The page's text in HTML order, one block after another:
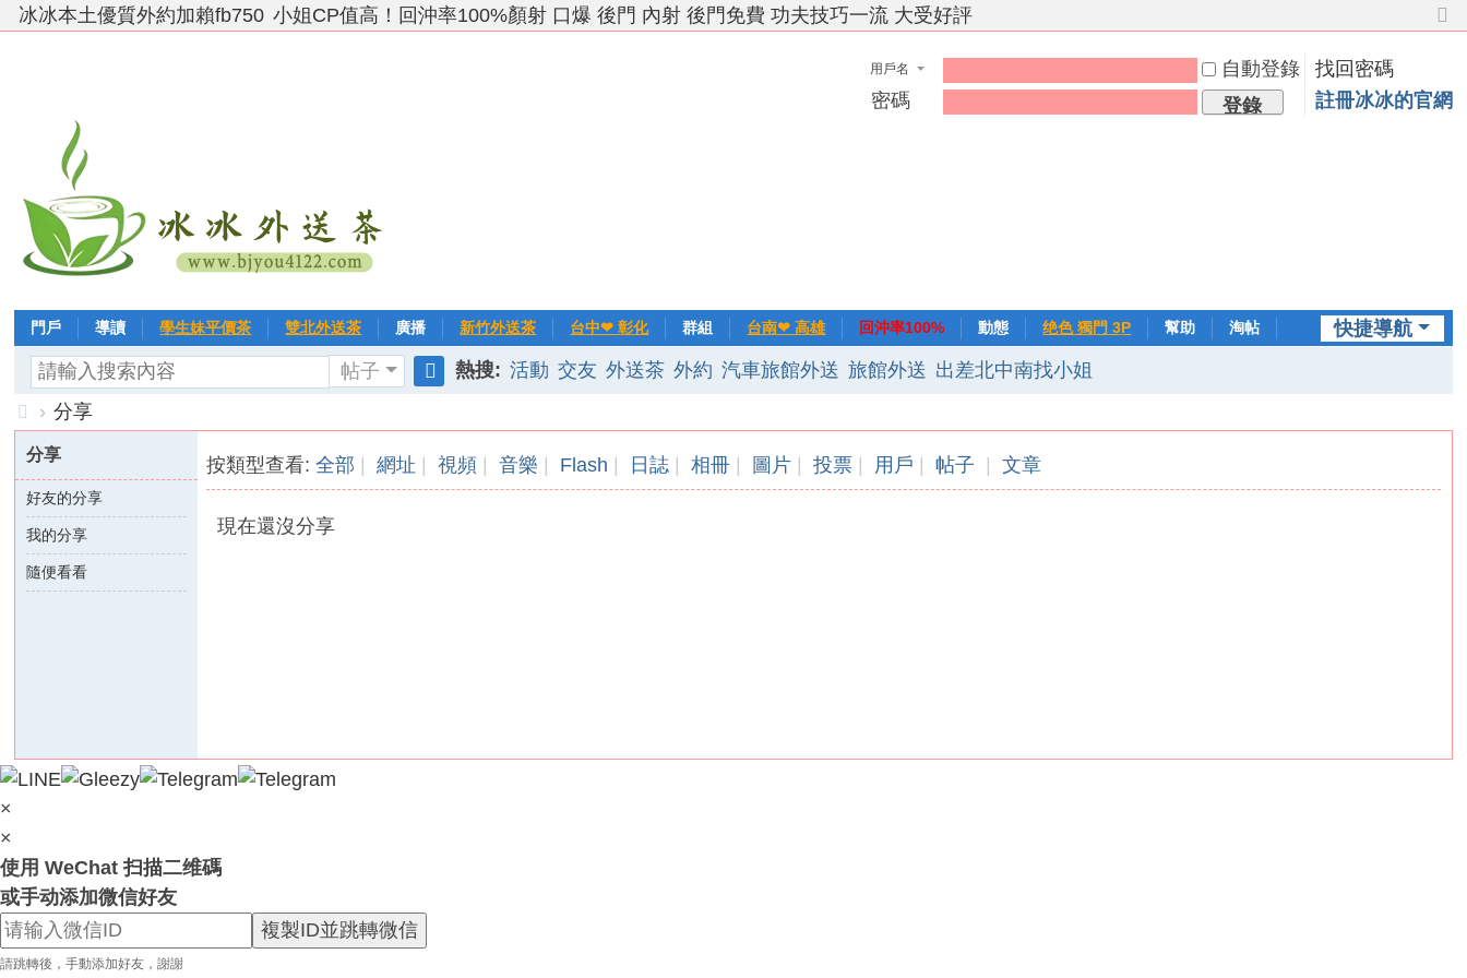
冰冰本土優質外約加賴fb750 小姐CP值高！回沖率100%顏射 口爆 後門 內射 後門免費 功夫技巧一流 大受好評
切
窄
版
用戶名 自動登錄
找回密碼
密碼
登錄 註冊冰冰的官網
快捷導航
門戶 導讀 學生妹平價茶 雙北外送茶 廣播 新竹外送茶 台中❤ 彰化 群組 台南❤ 高雄 回沖率100% 動態 绝色 獨門 3P 幫助
淘帖
帖子
索
熱搜: 活動 交友 外送茶 外約 汽車旅館外送 旅館外送 出差北中南找小姐
台
灣
外
送
茶
外
送
本
土
正
妹
› 分享
分享
好友的分享
我的分享
隨便看看
按類型查看:全部 網址 視頻 音樂 Flash 日誌 相冊 圖片 投票 用戶 帖子 文章
現在還沒分享
×
×
使用 WeChat 扫描二维碼
或手动添加微信好友
複製ID並跳轉微信
請跳轉後，手動添加好友，謝謝